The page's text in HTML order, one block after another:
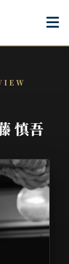
慎吾